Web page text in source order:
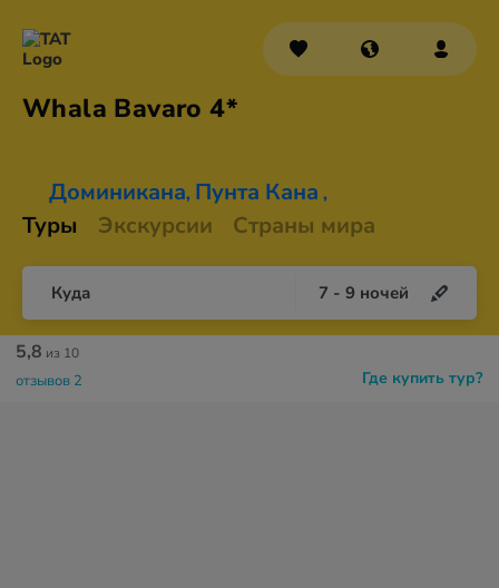
Whala Bavaro 4*
Доминикана, Пунта Кана ,
Туры Экскурсии Страны мира
Куда 7 - 9 ночей
Где купить тур?
5,8 из 10
отзывов 2